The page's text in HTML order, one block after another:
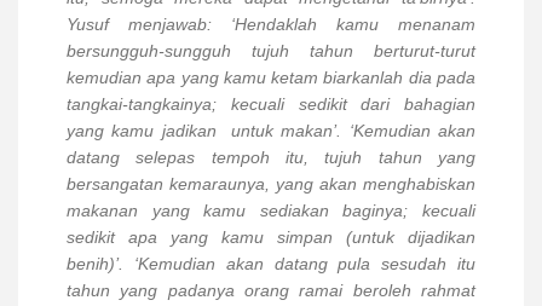
Yusuf menjawab: ‘Hendaklah kamu menanam
bersungguh-sungguh tujuh tahun berturut-turut
kemudian apa yang kamu ketam biarkanlah dia pada
tangkai-tangkainya; kecuali sedikit dari bahagian
yang kamu jadikan
untuk makan’. ‘Kemudian akan
datang selepas tempoh itu, tujuh tahun yang
bersangatan kemaraunya, yang akan menghabiskan
makanan yang kamu sediakan baginya; kecuali
sedikit apa yang kamu simpan (untuk dijadikan
benih)’. ‘Kemudian akan datang pula sesudah itu
tahun yang padanya orang ramai beroleh rahmat